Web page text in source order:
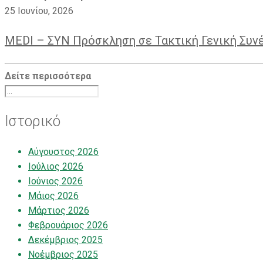
25 Ιουνίου, 2026
MEDI – ΣΥΝ Πρόσκληση σε Τακτική Γενική
Δείτε περισσότερα
Ιστορικό
Αύγουστος 2026
Ιούλιος 2026
Ιούνιος 2026
Μάιος 2026
Μάρτιος 2026
Φεβρουάριος 2026
Δεκέμβριος 2025
Νοέμβριος 2025